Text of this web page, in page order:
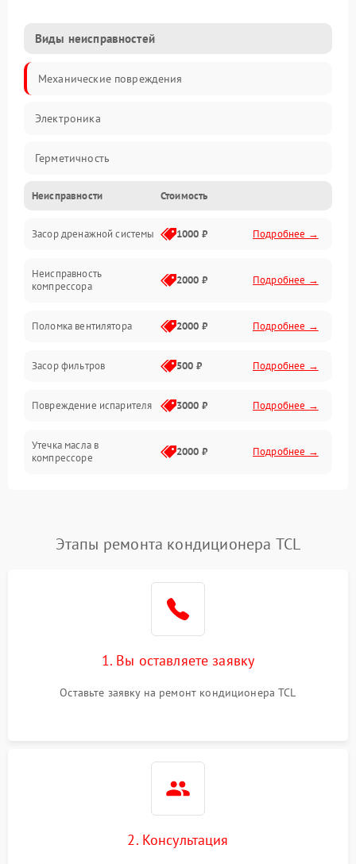
Виды неисправностей
Механические повреждения
Электроника
Герметичность
Механика
Управление
Электропитание
Неисправности Стоимость
Засор дренажной системы 1000 ₽ Подробнее →
Неисправность
компрессора
2000 ₽ Подробнее →
Поломка вентилятора 2000 ₽ Подробнее →
Засор фильтров 500 ₽ Подробнее →
Повреждение испарителя 3000 ₽ Подробнее →
Утечка масла в
компрессоре
2000 ₽ Подробнее →
Неисправность
2000 ₽ Подробнее →
1500 ₽
Повреждение корпуса
Этапы ремонта кондиционера TCL
1. Вы оставляете заявку
Оставьте заявку на ремонт кондиционера TCL
2. Консультация